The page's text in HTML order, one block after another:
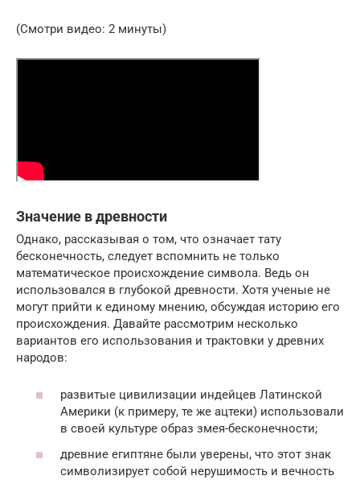
(Смотри видео: 2 минуты)
Значение в древности
Однако, рассказывая о том, что означает тату
бесконечность, следует вспомнить не только
математическое происхождение символа. Ведь он
использовался в глубокой древности. Хотя ученые не
могут прийти к единому мнению, обсуждая историю его
происхождения. Давайте рассмотрим несколько
вариантов его использования и трактовки у древних
народов:
развитые цивилизации индейцев Латинской
Америки (к примеру, те же ацтеки) использовали
в своей культуре образ змея-бесконечности;
древние египтяне были уверены, что этот знак
символизирует собой нерушимость и вечность